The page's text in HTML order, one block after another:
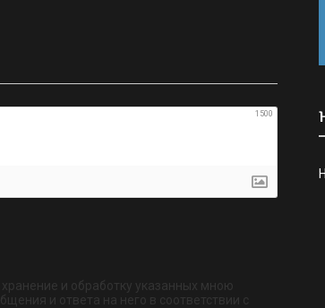
1500
и обработку указанных мною
и ответа на него в соответствии с